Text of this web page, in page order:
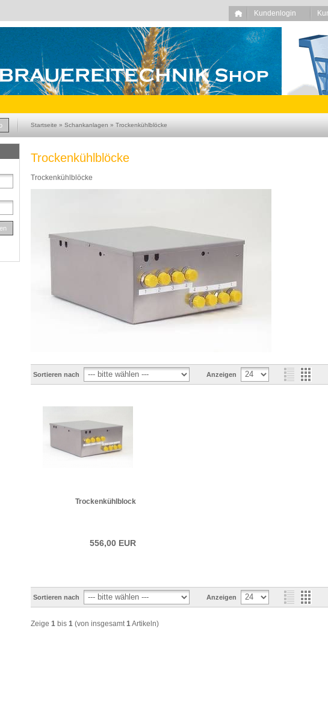
Kundenlogin
Startseite » Schankanlagen » Trockenkühlblöcke
Trockenkühlblöcke
Trockenkühlblöcke
Sortieren nach Anzeigen
Trockenkühlblock
556,00 EUR
Sortieren nach Anzeigen
Zeige 1 bis 1 (von insgesamt 1 Artikeln)